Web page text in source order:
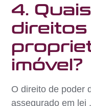
4.
direitos
imóvel?
O direito de poder
assegurado em lei